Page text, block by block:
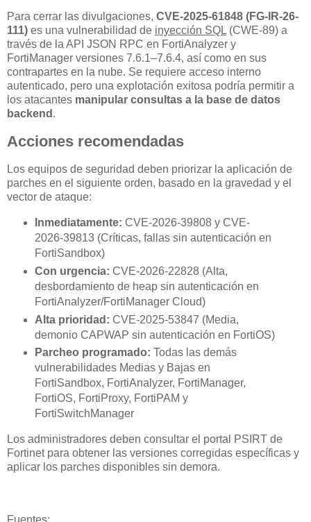
Para cerrar las divulgaciones, CVE-2025-61848 (FG-IR-26-
111) es una vulnerabilidad de inyección SQL (CWE-89) a
través de la API JSON RPC en FortiAnalyzer y
FortiManager versiones 7.6.1–7.6.4, así como en sus
contrapartes en la nube. Se requiere acceso interno
autenticado, pero una explotación exitosa podría permitir a
los atacantes manipular consultas a la base de datos
backend .
Acciones recomendadas
Los equipos de seguridad deben priorizar la aplicación de
parches en el siguiente orden, basado en la gravedad y el
vector de ataque:
Inmediatamente: CVE-2026-39808 y CVE-
2026-39813 (Críticas, fallas sin autenticación en
FortiSandbox)
Con urgencia: CVE-2026-22828 (Alta,
desbordamiento de heap sin autenticación en
FortiAnalyzer/FortiManager Cloud)
Alta prioridad: CVE-2025-53847 (Media,
demonio CAPWAP sin autenticación en FortiOS)
Parcheo programado: Todas las demás
vulnerabilidades Medias y Bajas en
FortiSandbox, FortiAnalyzer, FortiManager,
FortiOS, FortiProxy, FortiPAM y
FortiSwitchManager
Los administradores deben consultar el portal PSIRT de
Fortinet para obtener las versiones corregidas específicas y
aplicar los parches disponibles sin demora.